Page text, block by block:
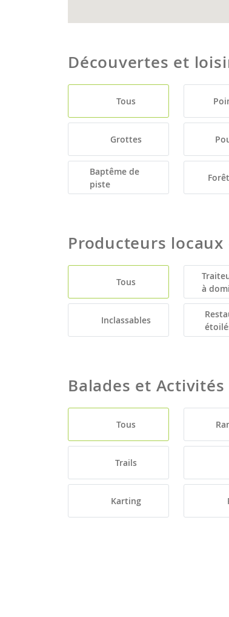
Découvertes et
Tous
Grottes
Baptême de
piste
Producteurs
Tous
à
Inclassables
Balades et
Tous
Trails
Karting